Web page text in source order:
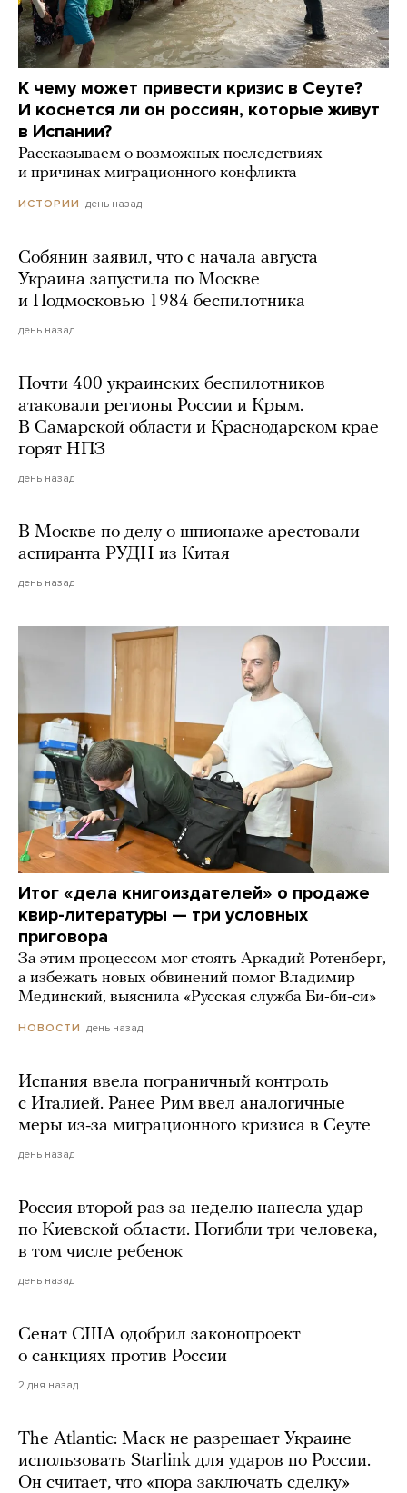
К чему может привести кризис в Сеуте?
И коснется ли он россиян, которые живут
в Испании?
Рассказываем о возможных последствиях
и причинах миграционного конфликта
ИСТОРИИ день назад
Собянин заявил, что с начала августа
Украина запустила по Москве
и Подмосковью 1984 беспилотника
день назад
Почти 400 украинских беспилотников
атаковали регионы России и Крым.
В Самарской области и Краснодарском крае
горят НПЗ
день назад
В Москве по делу о шпионаже арестовали
аспиранта РУДН из Китая
день назад
Итог «дела книгоиздателей» о продаже
квир-литературы — три условных
приговора
За этим процессом мог стоять Аркадий Ротенберг,
а избежать новых обвинений помог Владимир
Мединский, выяснила «Русская служба Би-би-си»
НОВОСТИ день назад
Испания ввела пограничный контроль
с Италией. Ранее Рим ввел аналогичные
меры из-за миграционного кризиса в Сеуте
день назад
Россия второй раз за неделю нанесла удар
по Киевской области. Погибли три человека,
в том числе ребенок
день назад
Сенат США одобрил законопроект
о санкциях против России
2 дня назад
The Atlantic: Маск не разрешает Украине
использовать Starlink для ударов по России.
Он считает, что «пора заключать сделку»